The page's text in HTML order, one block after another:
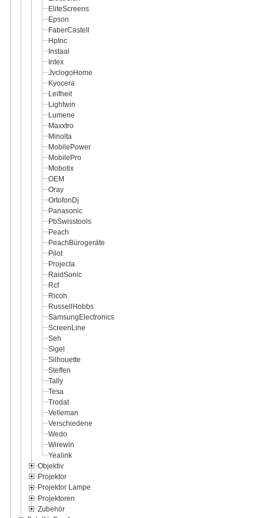
EliteScreens
Epson
FaberCastell
HpInc
Instaal
Intex
JvclogoHome
Kyocera
Leifheit
Lightwin
Lumene
Maxxtro
Minolta
MobilePower
MobilePro
Mobotix
OEM
Oray
OrtofonDj
Panasonic
PbSwisstools
Peach
PeachBürogeräte
Pilot
Projecta
RaidSonic
Rcf
Ricoh
RussellHobbs
SamsungElectronics
ScreenLine
Seh
Sigel
Silhouette
Steffen
Tally
Tesa
Trodat
Velleman
Verschiedene
Wedo
Wirewin
Yealink
Objektiv
Projektor
Projektor Lampe
Projektoren
Zubehör